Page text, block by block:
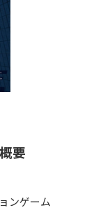
要
ンゲーム